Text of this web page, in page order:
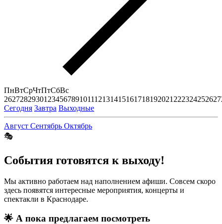
ПнВтСрЧтПтСбВс
26272829301 23456789101112131415161718192021 222324252627
Сегодня Завтра Выходные
Август Сентябрь Октябрь
🎭
События готовятся к выходу!
Мы активно работаем над наполнением афиши. Совсем скоро
здесь появятся интересные мероприятия, концерты и
спектакли в Краснодаре.
🌟 А пока предлагаем посмотреть